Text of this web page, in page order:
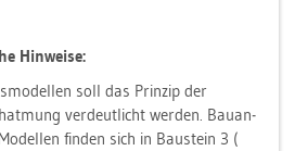
Hin­wei­se:
soll das Prin­zip der
ver­deut­licht wer­den. Bau­an­
fin­den sich in Bau­stein 3 (